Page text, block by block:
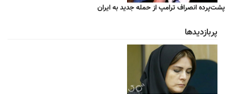
پشت‌پرده انصراف ترامپ از حمله جدید به ایران
پربازدیدها